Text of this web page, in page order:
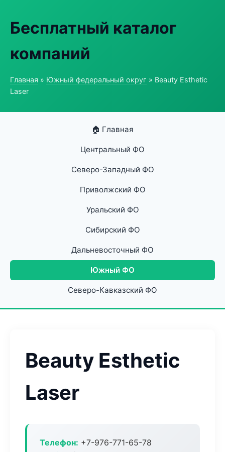
Бесплатный каталог
компаний
Главная » Южный федеральный округ » Beauty Esthetic
Laser
🏠 Главная
Центральный ФО
Северо-Западный ФО
Приволжский ФО
Уральский ФО
Сибирский ФО
Дальневосточный ФО
Южный ФО
Северо-Кавказский ФО
Beauty Esthetic
Laser
Телефон: +7-976-771-65-78